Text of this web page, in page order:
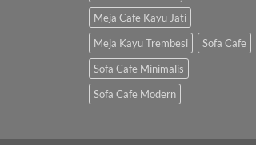
Meja Cafe Kayu Jati
Meja Kayu Trembesi
Sofa Cafe
Sofa Cafe Minimalis
Sofa Cafe Modern